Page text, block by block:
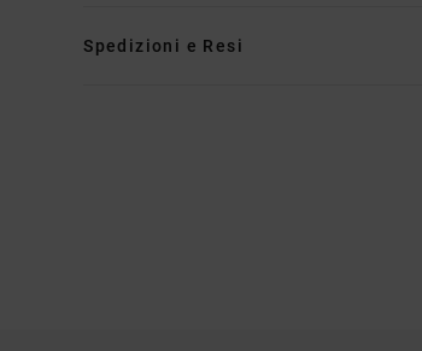
Spedizioni e Resi